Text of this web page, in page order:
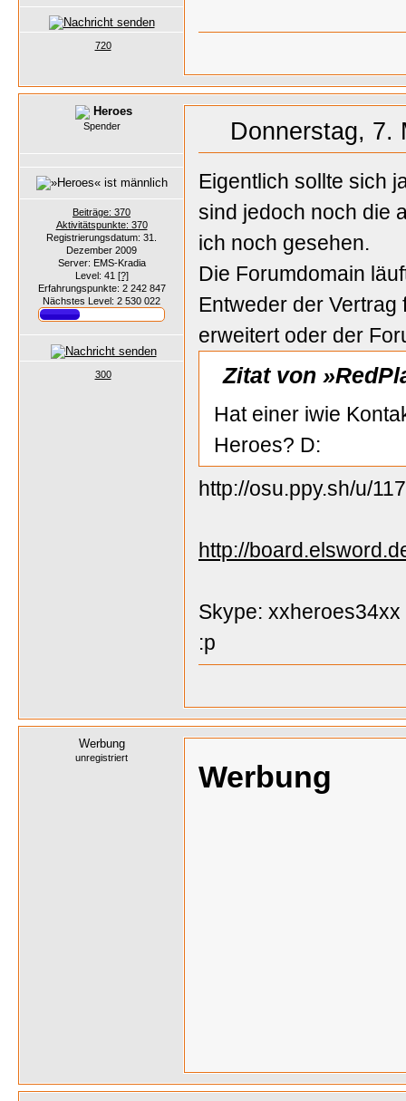
720
Heroes
Spender
Beiträge: 370
Aktivitätspunkte: 370
Registrierungsdatum: 31.
Dezember 2009
Server: EMS-Kradia
Level: 41 [?]
Erfahrungspunkte: 2 242 847
Nächstes Level: 2 530 022
300
Donnerstag, 7.
Eigentlich sollte sich
sind jedoch noch die
ich noch gesehen.
Die Forumdomain
Entweder der
erweitert oder der
Zitat von
Hat einer iwie
Heroes? D:
http://osu.ppy.sh/u/
http://
Skype: xxheroes34xx
:p
Werbung
unregistriert
Werbung